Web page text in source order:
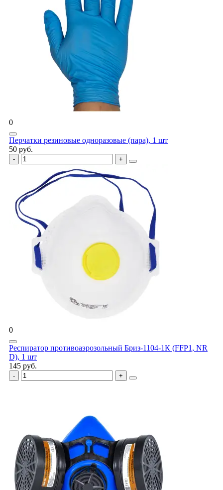
0
Перчатки резиновые одноразовые (пара), 1 шт
50 руб.
0
Респиратор противоаэрозольный Бриз-1104-1К (FFP1, NR
D), 1 шт
145 руб.